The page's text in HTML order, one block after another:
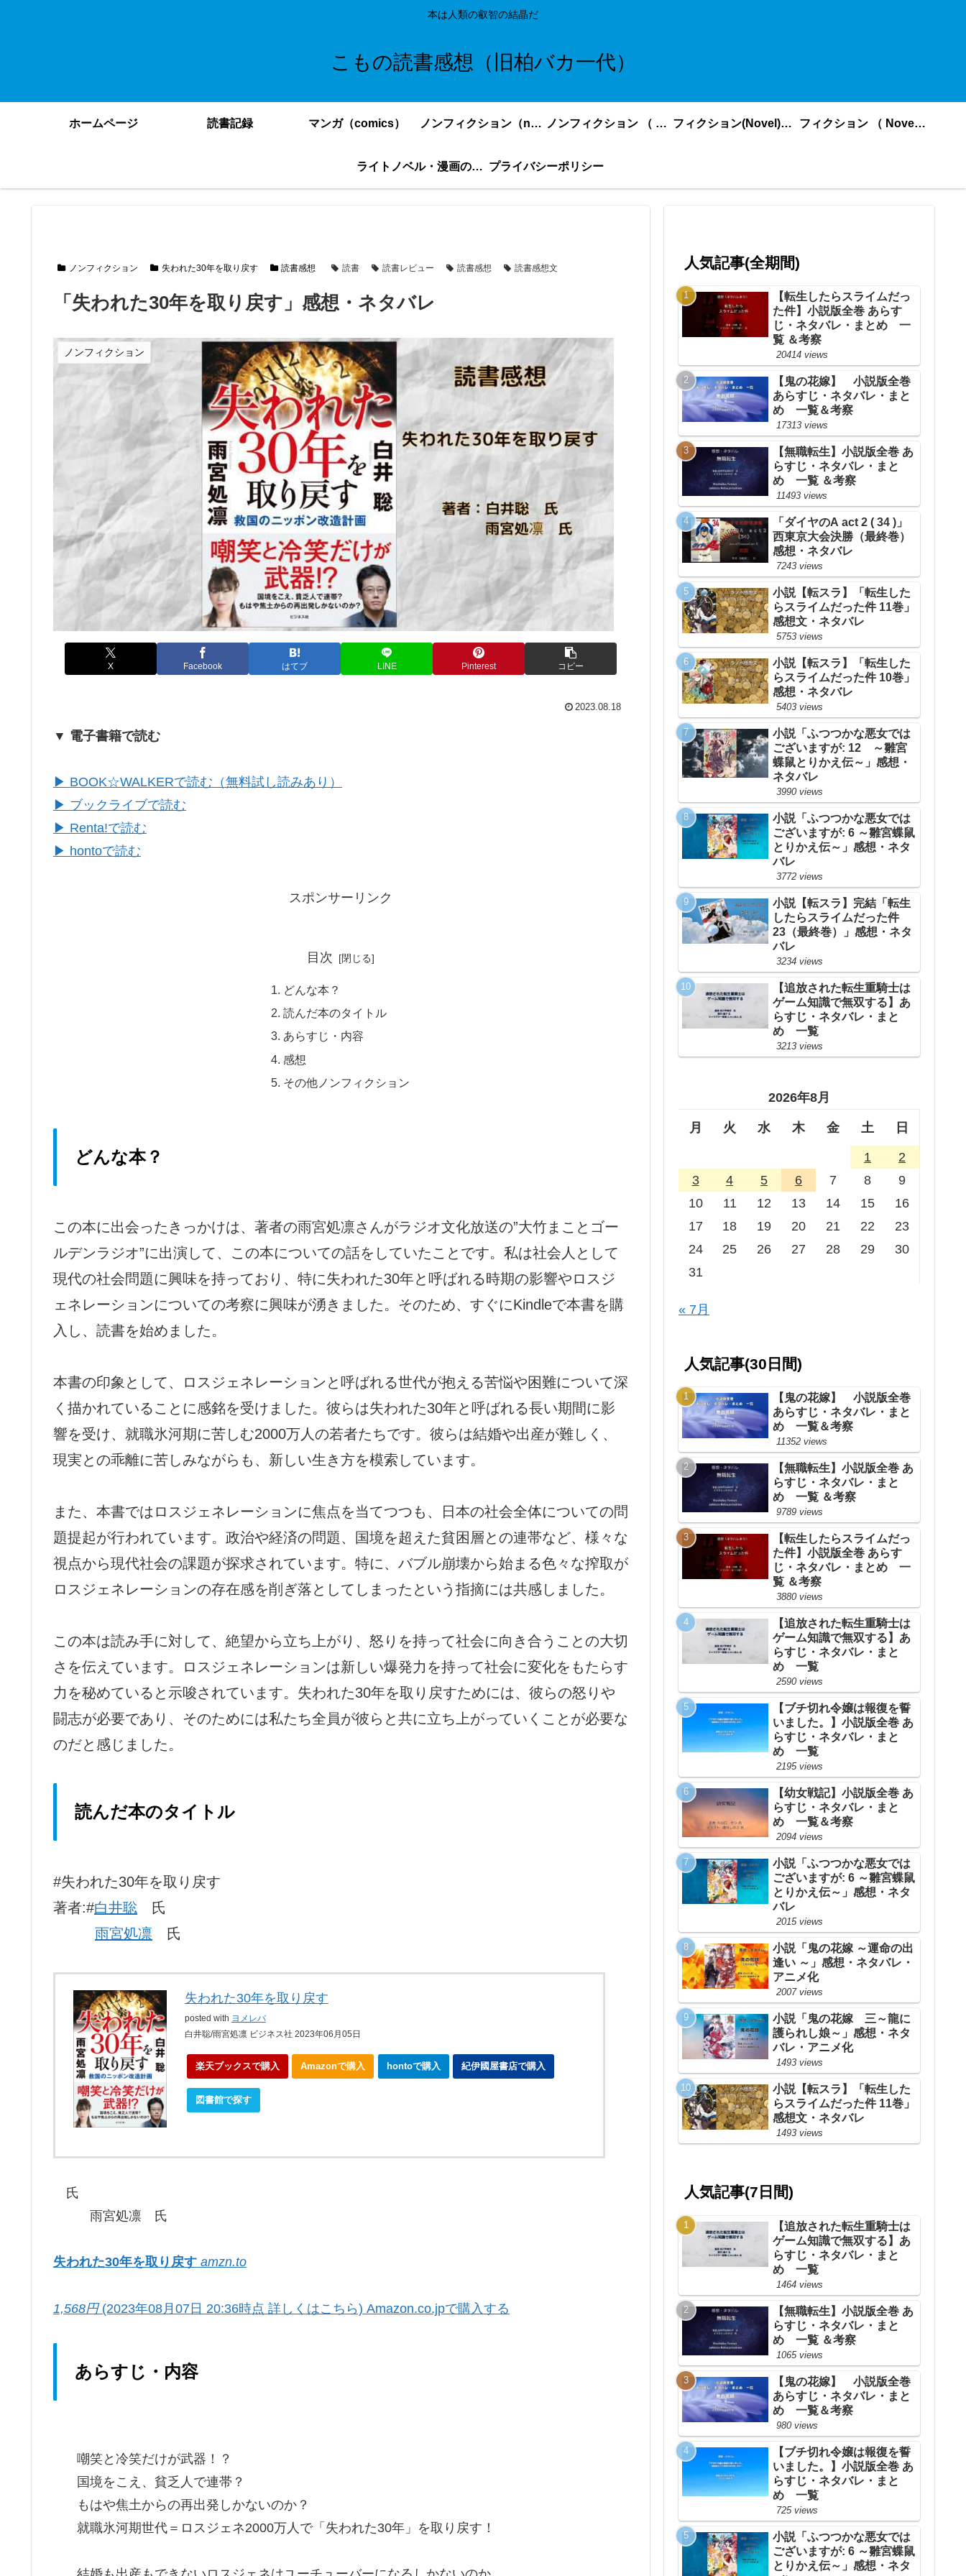
本は人類の叡智の結晶だ
こもの読書感想（旧柏バカ一代）
ホームページ 読書記録 マンガ（comics） ノンフィクション（nonfiction）更新順 ノンフィクション （ nonfiction ） あいうえお順 フィクション(Novel)更新順 フィクション （ Novel ） あいうえお順
ライトノベル・漫画の感想・ネタバレまとめ｜こもの読書感想 プライバシーポリシー
ノンフィクション 失われた30年を取り戻す 読書感想 読書 読書レビュー 読書感想 読書感想文
「失われた30年を取り戻す」感想・ネタバレ
ノンフィクション
X Facebook はてブ LINE Pinterest コピー
2023.08.18
▼ 電子書籍で読む
▶ BOOK☆WALKERで読む（無料試し読みあり）
▶ ブックライブで読む
▶ Renta!で読む
▶ hontoで読む
スポンサーリンク
目次
どんな本？
読んだ本のタイトル
あらすじ・内容
感想
その他ノンフィクション
どんな本？
この本に出会ったきっかけは、著者の雨宮処凛さんがラジオ文化放送の”大竹まことゴー
ルデンラジオ”に出演して、この本についての話をしていたことです。私は社会人として
現代の社会問題に興味を持っており、特に失われた30年と呼ばれる時期の影響やロスジ
ェネレーションについての考察に興味が湧きました。そのため、すぐにKindleで本書を購
入し、読書を始めました。
本書の印象として、ロスジェネレーションと呼ばれる世代が抱える苦悩や困難について深
く描かれていることに感銘を受けました。彼らは失われた30年と呼ばれる長い期間に影
響を受け、就職氷河期に苦しむ2000万人の若者たちです。彼らは結婚や出産が難しく、
現実との乖離に苦しみながらも、新しい生き方を模索しています。
また、本書ではロスジェネレーションに焦点を当てつつも、日本の社会全体についての問
題提起が行われています。政治や経済の問題、国境を超えた貧困層との連帯など、様々な
視点から現代社会の課題が探求されています。特に、バブル崩壊から始まる色々な搾取が
ロスジェネレーションの存在感を削ぎ落としてしまったという指摘には共感しました。
この本は読み手に対して、絶望から立ち上がり、怒りを持って社会に向き合うことの大切
さを伝えています。ロスジェネレーションは新しい爆発力を持って社会に変化をもたらす
力を秘めていると示唆されています。失われた30年を取り戻すためには、彼らの怒りや
闘志が必要であり、そのためには私たち全員が彼らと共に立ち上がっていくことが必要な
のだと感じました。
読んだ本のタイトル
#失われた30年を取り戻す
著者:#白井聡 氏
雨宮処凛 氏
失われた30年を取り戻す
posted with ヨメレバ
白井聡/雨宮処凛 ビジネス社 2023年06月05日
楽天ブックスで購入 Amazonで購入 hontoで購入 紀伊國屋書店で購入
図書館で探す
氏
雨宮処凛 氏
失われた30年を取り戻す amzn.to
1,568円(2023年08月07日 20:36時点 詳しくはこちら) Amazon.co.jpで購入する
あらすじ・内容
嘲笑と冷笑だけが武器！？
国境をこえ、貧乏人で連帯？
もはや焦土からの再出発しかないのか？
就職氷河期世代＝ロスジェネ2000万人で「失われた30年」を取り戻す！
人気記事(全期間)
【転生したらスライムだっ
た件】小説版全巻 あらす
じ・ネタバレ・まとめ 一
覧 ＆考察
20414 views
【鬼の花嫁】 小説版全巻
あらすじ・ネタバレ・まと
め 一覧＆考察
17313 views
【無職転生】小説版全巻 あ
らすじ・ネタバレ・まと
め 一覧 ＆考察
11493 views
「ダイヤのA act 2 ( 34 )」
西東京大会決勝（最終巻）
感想・ネタバレ
7243 views
小説【転スラ】「転生した
らスライムだった件 11巻」
感想文・ネタバレ
5753 views
小説【転スラ】「転生した
らスライムだった件 10巻」
感想・ネタバレ
5403 views
小説「ふつつかな悪女では
ございますが: 12 ～雛宮
蝶鼠とりかえ伝～」感想・
ネタバレ
3990 views
小説「ふつつかな悪女では
ございますが: 6 ～雛宮蝶鼠
とりかえ伝～」感想・ネタ
バレ
3772 views
小説【転スラ】完結「転生
したらスライムだった件
23（最終巻）」感想・ネタ
バレ
3234 views
【追放された転生重騎士は
ゲーム知識で無双する】あ
らすじ・ネタバレ・まと
め 一覧
3213 views
2026年8月
月 火 水 木 金 土 日
1
2
3
4 5 6 7 8
9
10
11 12 13 14 15
16
17
18 19 20 21 22
23
24
25 26 27 28 29
30
31
« 7月
人気記事(30日間)
【鬼の花嫁】 小説版全巻
あらすじ・ネタバレ・まと
め 一覧＆考察
11352 views
【無職転生】小説版全巻 あ
らすじ・ネタバレ・まと
め 一覧 ＆考察
9789 views
【転生したらスライムだっ
た件】小説版全巻 あらす
じ・ネタバレ・まとめ 一
覧 ＆考察
3880 views
【追放された転生重騎士は
ゲーム知識で無双する】あ
らすじ・ネタバレ・まと
め 一覧
2590 views
【ブチ切れ令嬢は報復を誓
いました。】小説版全巻 あ
らすじ・ネタバレ・まと
め 一覧
2195 views
【幼女戦記】小説版全巻 あ
らすじ・ネタバレ・まと
め 一覧＆考察
2094 views
小説「ふつつかな悪女では
ございますが: 6 ～雛宮蝶鼠
とりかえ伝～」感想・ネタ
バレ
2015 views
小説「鬼の花嫁 ～運命の出
逢い ～」感想・ネタバレ・
アニメ化
2007 views
小説「鬼の花嫁 三～龍に
護られし娘～」感想・ネタ
バレ・アニメ化
1493 views
小説【転スラ】「転生した
らスライムだった件 11巻」
感想文・ネタバレ
1493 views
人気記事(7日間)
【追放された転生重騎士は
ゲーム知識で無双する】あ
らすじ・ネタバレ・まと
め 一覧
1464 views
【無職転生】小説版全巻 あ
らすじ・ネタバレ・まと
め 一覧 ＆考察
1065 views
【鬼の花嫁】 小説版全巻
あらすじ・ネタバレ・まと
め 一覧＆考察
980 views
【ブチ切れ令嬢は報復を誓
いました。】小説版全巻 あ
らすじ・ネタバレ・まと
め 一覧
725 views
小説「ふつつかな悪女では
ございますが: 6 ～雛宮蝶鼠
とりかえ伝～」感想・ネタ